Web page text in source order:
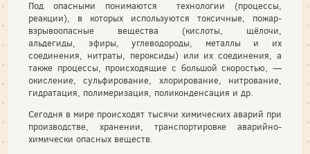
Под опасными понимаются технологии (процессы,
реакции), в которых используются токсичные, пожар-
взрывоопасные вещества (кислоты, щёлочи,
альдегиды, эфиры, углеводороды, металлы и их
соединения, нитраты, пероксиды) или их соединения, а
также процессы, происходящие с большой скоростью, —
окисление, сульфирование, хлорирование, нитрование,
гидратация, полимеризация, поликонденсация и др.
Сегодня в мире происходят тысячи химических аварий при
производстве, хранении, транспортировке аварийно-
химически опасных веществ.